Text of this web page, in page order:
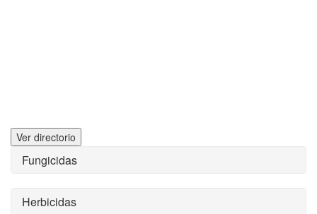
Ver directorio
Fungicidas
Herbicidas